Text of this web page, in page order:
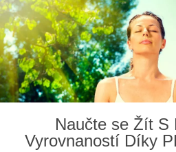
Naučte se Žít S
Vyrovnaností Díky